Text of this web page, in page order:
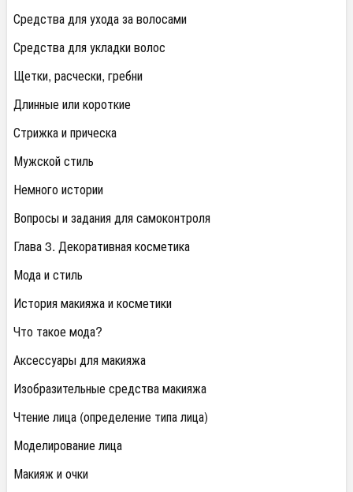
Средства для ухода за волосами
Средства для укладки волос
Щетки, расчески, гребни
Длинные или короткие
Стрижка и прическа
Мужской стиль
Немного истории
Вопросы и задания для самоконтроля
Глава 3. Декоративная косметика
Мода и стиль
История макияжа и косметики
Что такое мода?
Аксессуары для макияжа
Изобразительные средства макияжа
Чтение лица (определение типа лица)
Моделирование лица
Макияж и очки